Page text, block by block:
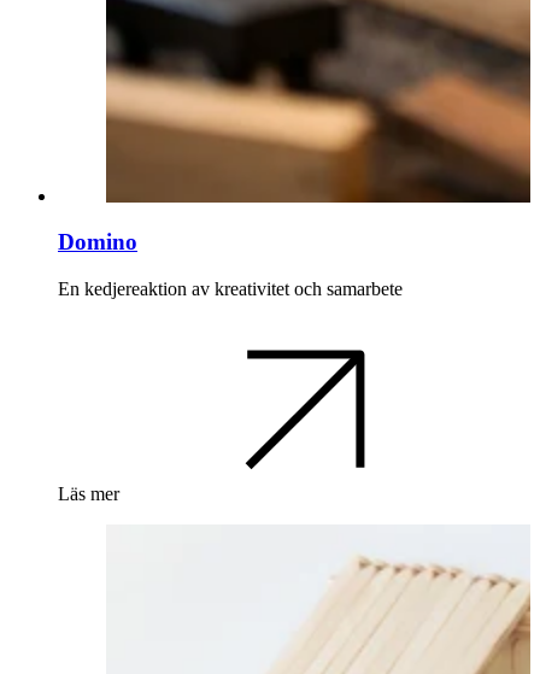
Domino
En kedjereaktion av kreativitet och samarbete
Läs mer